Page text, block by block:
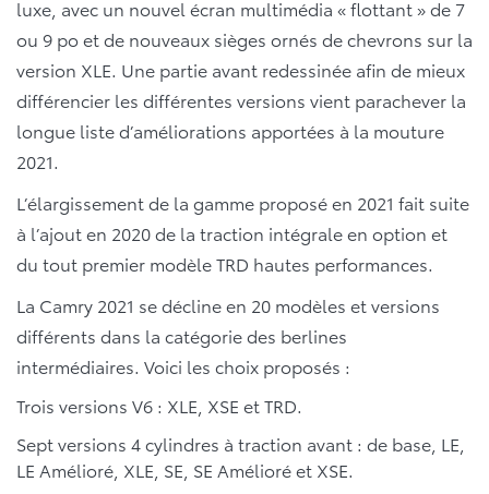
luxe, avec un nouvel écran multimédia « flottant » de 7
ou 9 po et de nouveaux sièges ornés de chevrons sur la
version XLE. Une partie avant redessinée afin de mieux
différencier les différentes versions vient parachever la
longue liste d’améliorations apportées à la mouture
2021.
L’élargissement de la gamme proposé en 2021 fait suite
à l’ajout en 2020 de la traction intégrale en option et
du tout premier modèle TRD hautes performances.
La Camry 2021 se décline en 20 modèles et versions
différents dans la catégorie des berlines
intermédiaires. Voici les choix proposés :
Trois versions V6 : XLE, XSE et TRD.
Sept versions 4 cylindres à traction avant : de base, LE,
LE Amélioré, XLE, SE, SE Amélioré et XSE.